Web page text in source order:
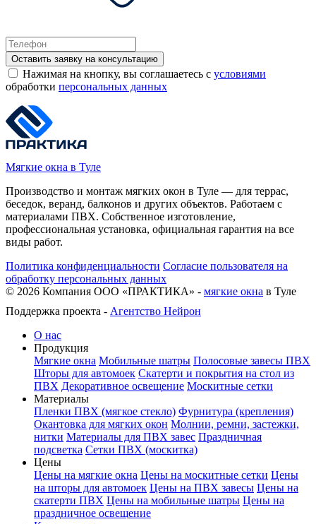
Оставить заявку на консультацию
Нажимая на кнопку, вы соглашаетесь с условиями
обработки персональных данных
Мягкие окна в Туле
Производство и монтаж мягких окон в Туле — для террас,
беседок, веранд, балконов и других объектов. Работаем с
материалами ПВХ. Собственное изготовление,
профессиональная установка, официальная гарантия на все
виды работ.
Политика конфиденциальности Согласие пользователя на
обработку персональных данных
© 2026 Компания ООО «ПРАКТИКА» - мягкие окна в Туле
Поддержка проекта - Агентство Нейрон
О нас
Продукция
Мягкие окна Мобильные шатры Полосовые завесы ПВХ
Шторы для автомоек Скатерти и покрытия на стол из
ПВХ Декоративное освещение Москитные сетки
Материалы
Пленки ПВХ (мягкое стекло) Фурнитура (крепления)
Окантовка для мягких окон Молнии, ремни, застежки,
нитки Материалы для ПВХ завес Праздничная
подсветка Сетки ПВХ (москитка)
Цены
Цены на мягкие окна Цены на москитные сетки Цены
на шторы для автомоек Цены на ПВХ завесы Цены на
скатерти ПВХ Цены на мобильные шатры Цены на
праздничное освещение